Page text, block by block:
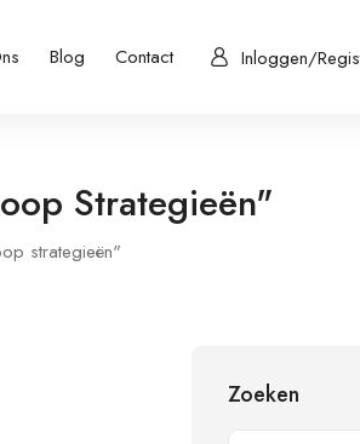
Blog Contact Inloggen/
Strategieën"
strategieën"
Zoeken